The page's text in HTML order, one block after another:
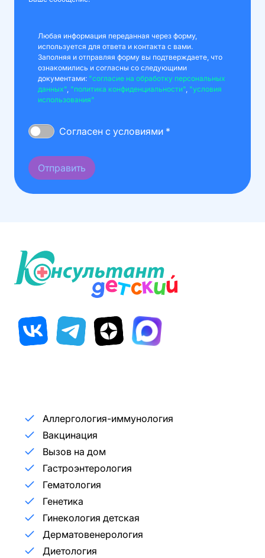
Любая информация переданная через форму,
используется для ответа и контакта с вами.
Заполняя и отправляя форму вы подтверждаете, что
ознакомились и согласны со следующими
документами: "согласие на обработку персональных
данных" "политика конфиденциальности" "условия
использования"
Согласен с условиями *
Отправить
Аллергология-иммунология
Вакцинация
Вызов на дом
Гастроэнтерология
Гематология
Генетика
Гинекология детская
Дерматовенерология
Диетология